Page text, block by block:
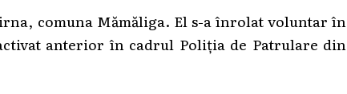
comuna Mămăliga. El s-a înrolat voluntar în
anterior în cadrul Poliția de Patrulare din